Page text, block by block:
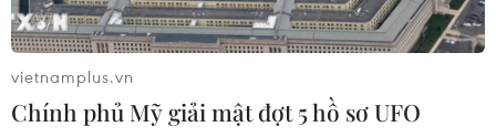
#Báo cáo kinh tế Việt Nam 2025
#OECD
#Tổ chức Hợp tác và Phát triển kinh tế
#Phát triển bền vững
vietnamplus.vn
Chính phủ Mỹ giải mật đợt 5 hồ sơ UFO